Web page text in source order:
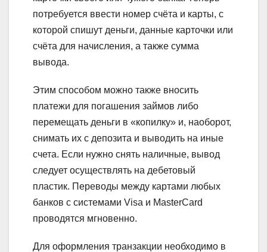
потребуется ввести номер счёта и карты, с
которой спишут деньги, данные карточки или
счёта для начисления, а также сумма
вывода.
Этим способом можно также вносить
платежи для погашения займов либо
перемещать деньги в «копилку» и, наоборот,
снимать их с депозита и выводить на иные
счета. Если нужно снять наличные, вывод
следует осуществлять на дебетовый
пластик. Переводы между картами любых
банков с системами Visa и MasterCard
проводятся мгновенно.
Для оформления транзакции необходимо в